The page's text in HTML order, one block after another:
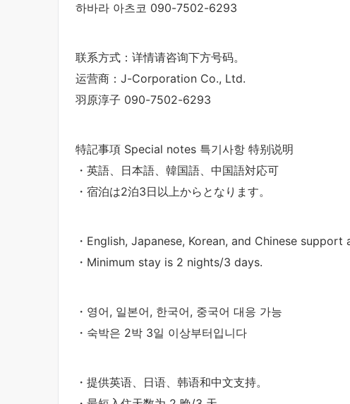
하바라 아츠코 090-7502-6293
联系方式：详情请咨询下方号码。
运营商：J-Corporation Co., Ltd.
羽原淳子 090-7502-6293
特記事項 Special notes 특기사항 特别说明
・英語、日本語、韓国語、中国語対応可
・宿泊は2泊3日以上からとなります。
・English, Japanese, Korean, and Chinese support
・Minimum stay is 2 nights/3 days.
・영어, 일본어, 한국어, 중국어 대응 가능
・숙박은 2박 3일 이상부터입니다
・提供英语、日语、韩语和中文支持。